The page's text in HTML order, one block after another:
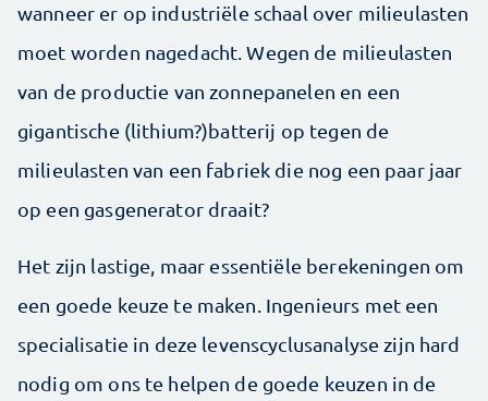
wanneer er op industriële schaal over milieulasten
moet worden nagedacht. Wegen de milieulasten
van de productie van zonnepanelen en een
gigantische (lithium?)batterij op tegen de
milieulasten van een fabriek die nog een paar jaar
op een gasgenerator draait?
Het zijn lastige, maar essentiële berekeningen om
een goede keuze te maken. Ingenieurs met een
specialisatie in deze levens­cyclusanalyse zijn hard
nodig om ons te helpen de goede keuzen in de